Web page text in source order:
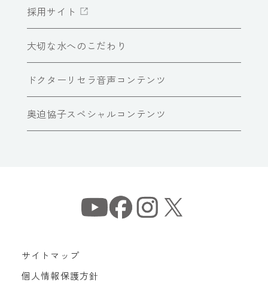
採用サイト
大切な水へのこだわり
ドクターリセラ音声コンテンツ
奥迫協子スペシャルコンテンツ
サイトマップ
個人情報保護方針